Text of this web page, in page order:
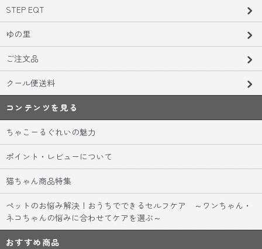
STEP EQT
ゆの里
ご注文品
クール便送料
コンテンツを見る
ちゃこーるぐれいの魅力
ポイント・レビューについて
猫ちゃん商品特集
ペットのお悩み解決！おうちでできるセルフケア ～ワンちゃん・
ネコちゃんの悩みに合わせてケアを選ぶ～
おすすめ商品